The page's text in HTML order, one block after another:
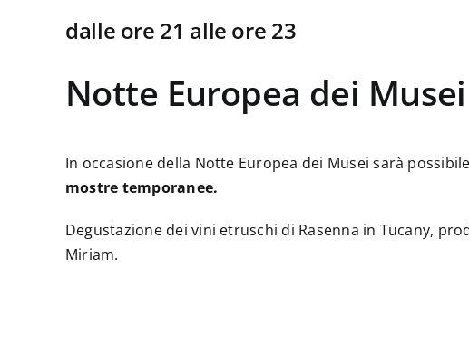
dalle ore 21 alle ore 23
Notte Europea dei Musei
In occasione della Notte Europea dei Musei sarà possibile
mostre temporanee.
Degustazione dei vini etruschi di Rasenna in Tucany,
Miriam.